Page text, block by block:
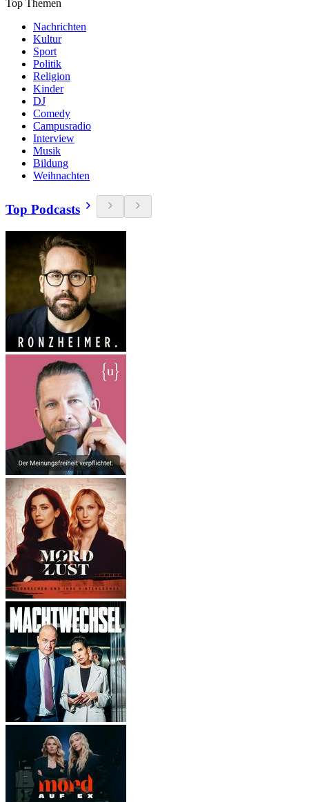
Top Themen
Nachrichten
Kultur
Sport
Politik
Religion
Kinder
DJ
Comedy
Campusradio
Interview
Musik
Bildung
Weihnachten
Top Podcasts